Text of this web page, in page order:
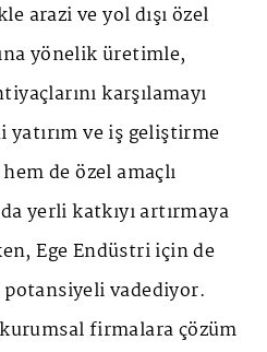
arazi ve yol dışı özel
yönelik üretimle,
karşılamayı
ve iş geliştirme
de özel amaçlı
yerli katkıyı artırmaya
Ege Endüstri için de
vadediyor.
firmalara çözüm